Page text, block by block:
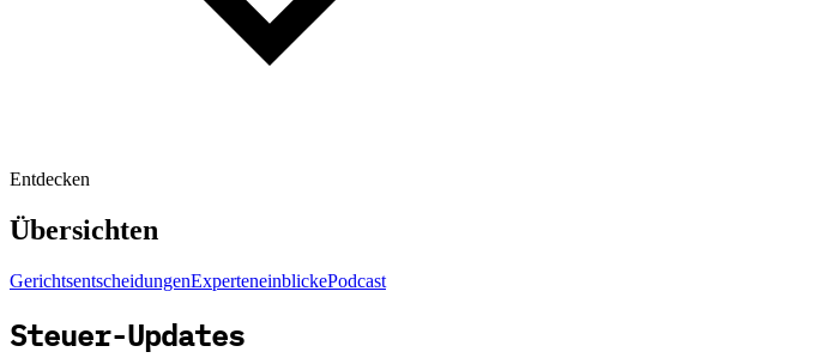
Entdecken
Übersichten
GerichtsentscheidungenExperteneinblickePodcast
Steuer-Updates